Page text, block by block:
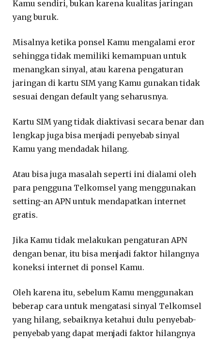
Kamu sendiri, bukan karena kualitas jaringan
yang buruk.
Misalnya ketika ponsel Kamu mengalami eror
sehingga tidak memiliki kemampuan untuk
menangkan sinyal, atau karena pengaturan
jaringan di kartu SIM yang Kamu gunakan tidak
sesuai dengan default yang seharusnya.
Kartu SIM yang tidak diaktivasi secara benar dan
lengkap juga bisa menjadi penyebab sinyal
Kamu yang mendadak hilang.
Atau bisa juga masalah seperti ini dialami oleh
para pengguna Telkomsel yang menggunakan
setting-an APN untuk mendapatkan internet
gratis.
Jika Kamu tidak melakukan pengaturan APN
dengan benar, itu bisa menjadi faktor hilangnya
koneksi internet di ponsel Kamu.
Oleh karena itu, sebelum Kamu menggunakan
beberap cara untuk mengatasi sinyal Telkomsel
yang hilang, sebaiknya ketahui dulu penyebab-
penyebab yang dapat menjadi faktor hilangnya